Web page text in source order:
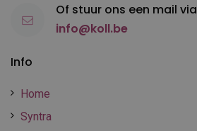
Info
Home
Syntra
Of stuur ons een mail via
info@koll.be